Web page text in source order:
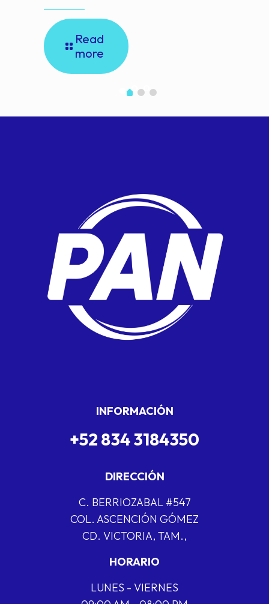
Read
more
INFORMACIÓN
+52 834 3184350
DIRECCIÓN
C. BERRIOZABAL #547
COL. ASCENCIÓN GÓMEZ
CD. VICTORIA, TAM.,
HORARIO
LUNES - VIERNES